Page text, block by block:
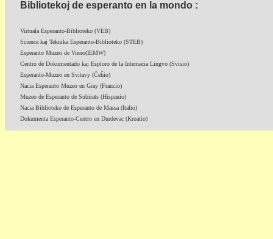
Bibliotekoj de esperanto en la mondo :
Virtuala Esperanto-Biblioteko (VEB)
Scienca kaj Teknika Esperanto-Biblioteko (STEB)
Esperanto Muzeo de Vieno(IEMW)
Centro de Dokumentado kaj Esploro de la Internacia Lingvo (Svisio)
Esperanto-Muzeo en Svitavy (Ĉeĥio)
Nacia Esperanto Muzeo en Gray (Francio)
Muzeo de Esperanto de Subirats (Hispanio)
Nacia Biblioteko de Esperanto de Massa (Italio)
Dokumenta Esperanto-Centro en Durdevac (Kroatio)